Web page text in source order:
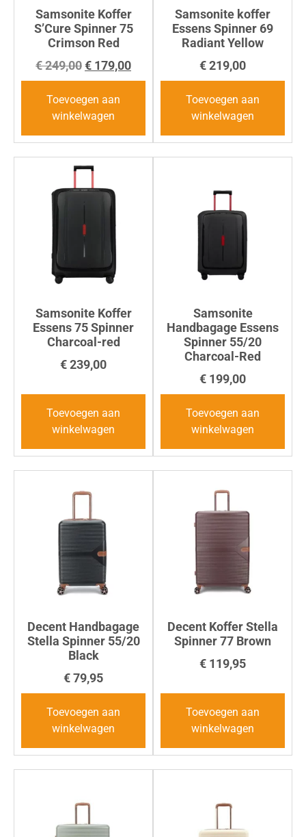
Samsonite Koffer
S’Cure Spinner 75
Crimson Red
€249,00€ 179,00
Toevoegen aan
winkelwagen
Samsonite koffer
Essens Spinner 69
Radiant Yellow
€219,00
Toevoegen aan
winkelwagen
Samsonite Koffer
Essens 75 Spinner
Charcoal-red
€239,00
Toevoegen aan
winkelwagen
Samsonite
Handbagage Essens
Spinner 55/20
Charcoal-Red
€ 199,00
Toevoegen aan
winkelwagen
Decent Handbagage
Stella Spinner 55/20
Black
€79,95
Toevoegen aan
winkelwagen
Decent Koffer Stella
Spinner 77 Brown
€ 119,95
Toevoegen aan
winkelwagen